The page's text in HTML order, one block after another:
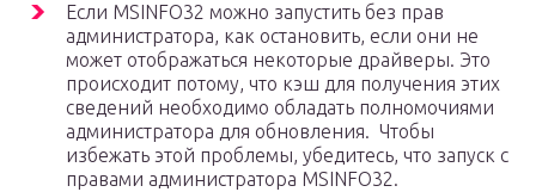
Если MSINFO32 можно запустить без прав
администратора, как остановить, если они не
может отображаться некоторые драйверы. Это
происходит потому, что кэш для получения этих
сведений необходимо обладать полномочиями
администратора для обновления. Чтобы
избежать этой проблемы, убедитесь, что запуск с
правами администратора MSINFO32.